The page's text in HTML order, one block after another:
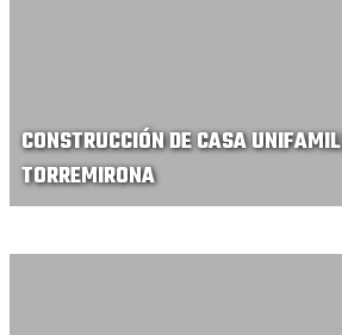
CONSTRUCCIÓN DE CASA
TORREMIRONA